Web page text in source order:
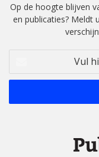
Op de hoogte blijven
en publicaties? Meldt
uw
mail